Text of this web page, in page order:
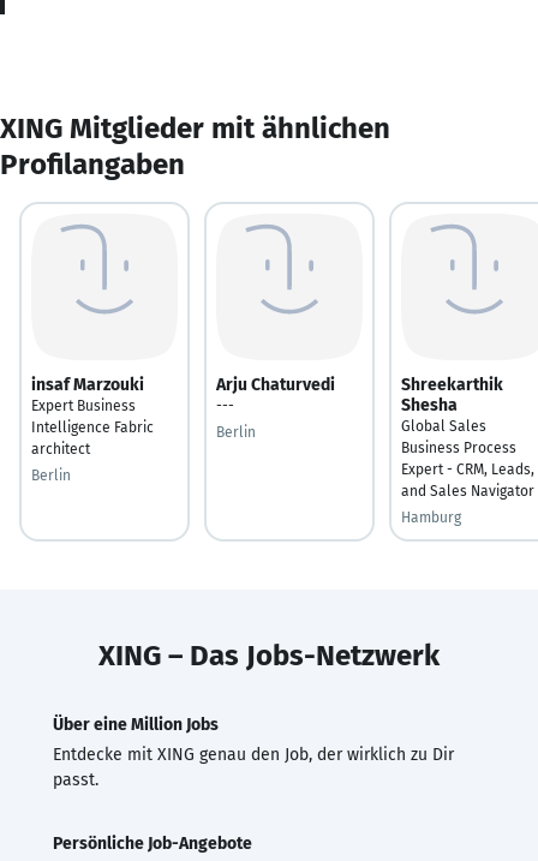
XING Mitglieder mit ähnlichen
Profilangaben
insaf Marzouki
Expert Business
Intelligence Fabric
architect
Berlin
Arju Chaturvedi
---
Berlin
Shreekarthik
Shesha
Global Sales
Business Process
Expert - CRM, Leads,
and Sales Navigator
Hamburg
XING – Das Jobs-Netzwerk
Über eine Million Jobs
Entdecke mit XING genau den Job, der wirklich zu Dir
passt.
Persönliche Job-Angebote